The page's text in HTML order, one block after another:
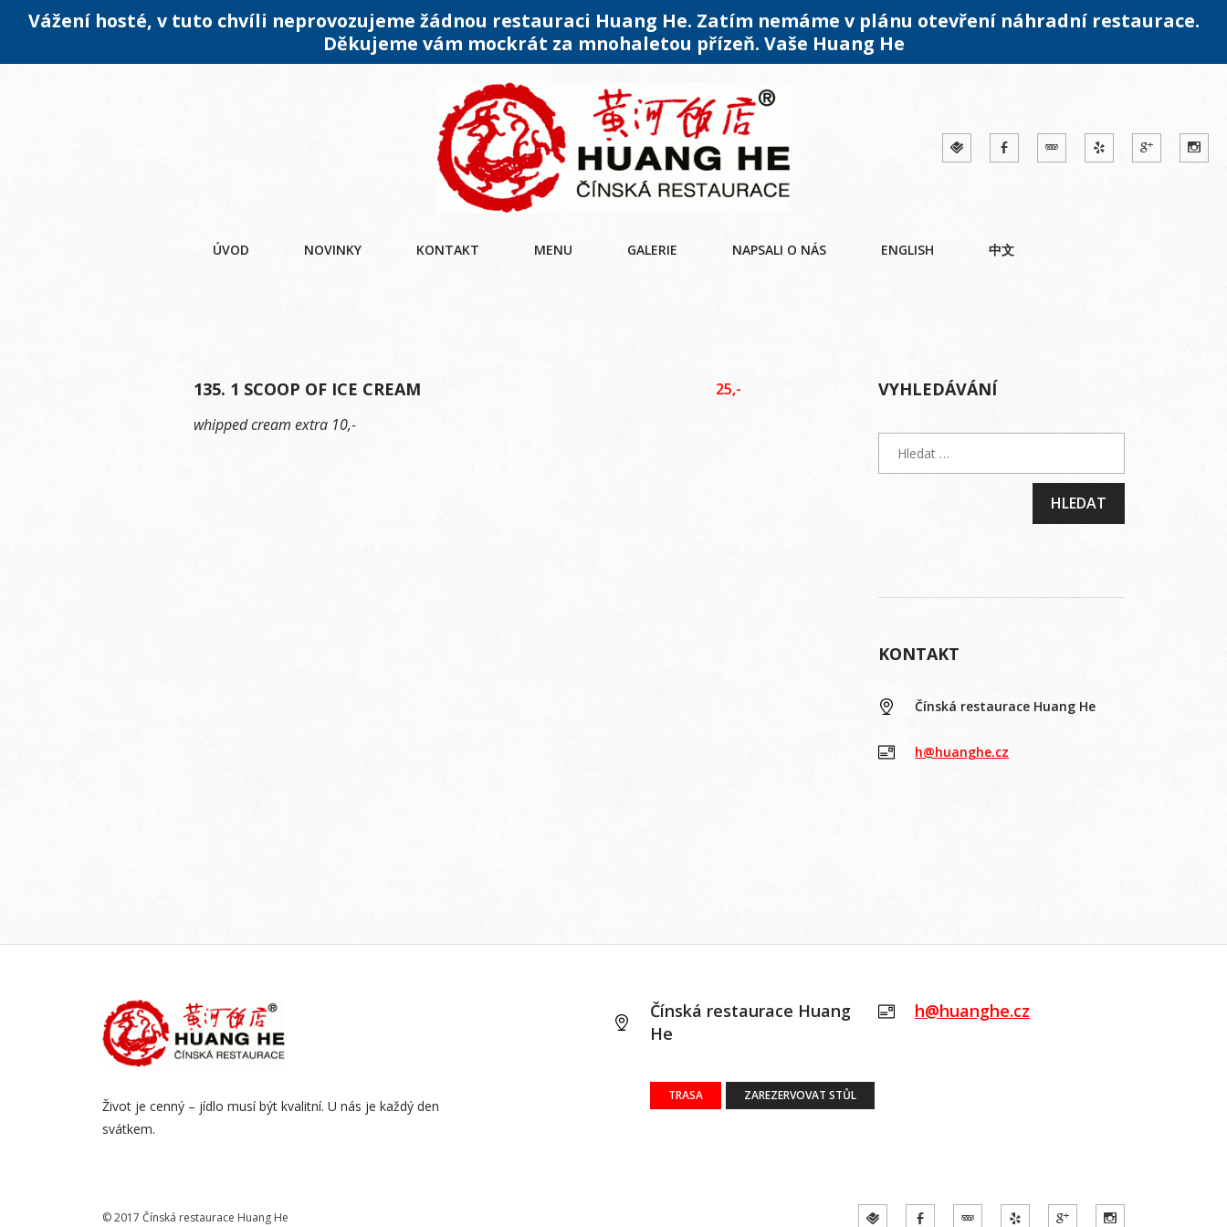
Vážení hosté, v tuto chvíli neprovozujeme žádnou restauraci Huang He. Zatím nemáme v plánu otevření náhradní restaurace.
Děkujeme vám mockrát za mnohaletou přízeň. Vaše Huang He
ÚVOD NOVINKY KONTAKT MENU GALERIE NAPSALI O NÁS ENGLISH 中文
135. 1 SCOOP OF ICE CREAM
25,-
whipped cream extra 10,-
VYHLEDÁVÁNÍ
KONTAKT
Čínská restaurace Huang He
h@huanghe.cz
Život je cenný – jídlo musí být kvalitní. U nás je každý den
svátkem.
Čínská restaurace Huang
He
h@huanghe.cz
TRASA ZAREZERVOVAT STŮL
© 2017 Čínská restaurace Huang He